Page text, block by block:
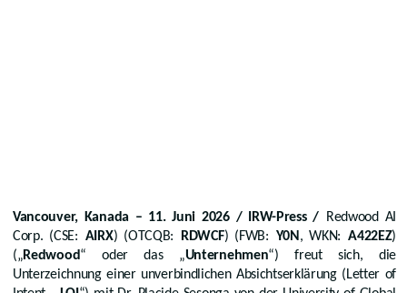
Vancouver, Kanada – 11. Juni 2026 / IRW-Press / Redwood AI
Corp. (CSE: AIRX) (OTCQB: RDWCF) (FWB: Y0N, WKN: A422EZ)
(„Redwood“ oder das „Unternehmen“) freut sich, die
Unterzeichnung einer unverbindlichen Absichtserklärung (Letter of